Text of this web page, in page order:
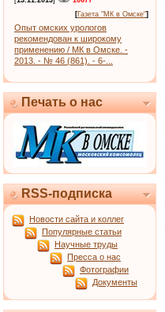
[Газета "МК в Омске"]
Опыт омских урологов
рекомендован к широкому
применению / МК в Омске. -
2013. - № 46 (861). - 6-...
Печать о нас
RSS-подписка
Новости сайта и коллег
Популярные статьи
Научные труды
Пресса о нас
Фотографии
Документы